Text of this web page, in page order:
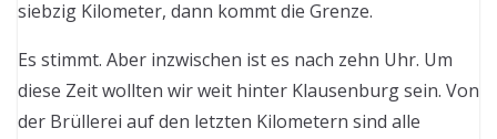
siebzig Kilometer, dann kommt die Grenze.
Es stimmt. Aber inzwischen ist es nach zehn Uhr. Um
diese Zeit wollten wir weit hinter Klausenburg sein. Von
der Brüllerei auf den letzten Kilometern sind alle